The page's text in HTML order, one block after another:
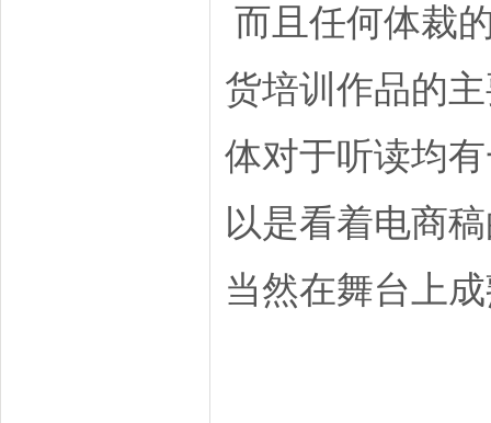
而且任何体裁
货培训作品的
体对于听读均
以是看着电商
当然在舞台上